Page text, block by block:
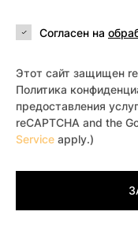
Согласен на
Этот сайт защищен
Политика
предоставления
reCAPTCHA and the
Service apply.)